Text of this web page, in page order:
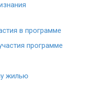
в программе
программе
жилью